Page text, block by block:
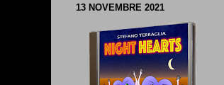
13 NOVEMBRE 2021